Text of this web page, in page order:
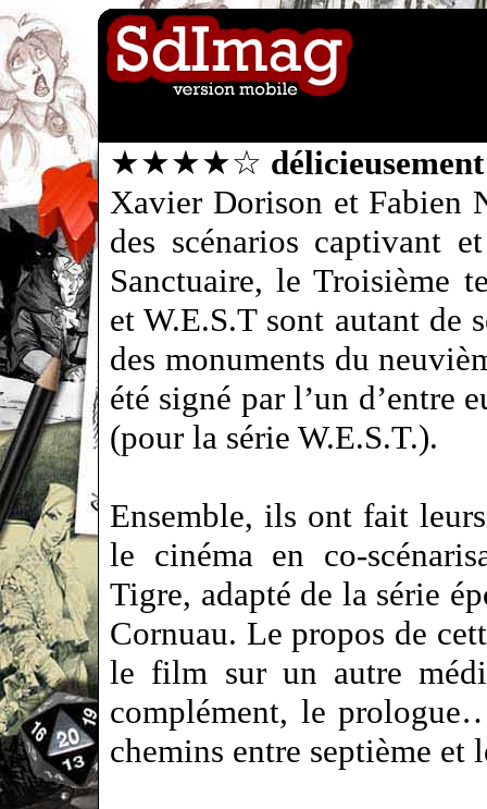
★★★★☆
Xavier Dorison et Fabien
des scénarios captivant
Sanctuaire, le Troisième
et W.E.S.T sont autant de
des monuments du
été signé par l’un d’entre
(pour la série W.E.S.T.).
Ensemble, ils ont fait
le cinéma en co-
Tigre, adapté de la série
Cornuau. Le propos de
le film sur un autre
complément, le
chemins entre septième